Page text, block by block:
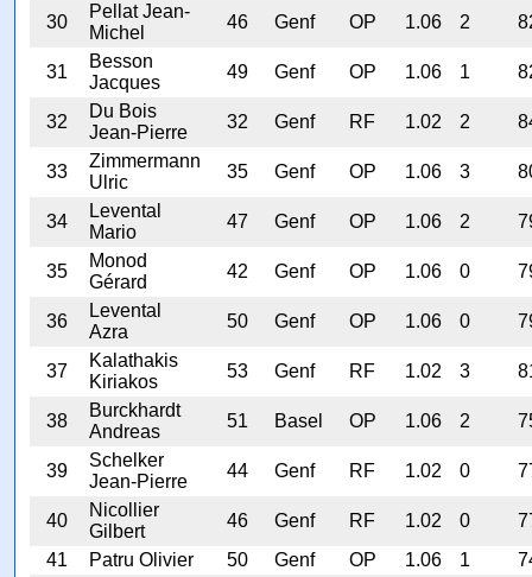
30
Pellat Jean-
Michel
46 Genf OP 1.06 2
31
Besson
Jacques
49 Genf OP 1.06 1
32
Du Bois
Jean-Pierre
32 Genf RF 1.02 2
33
Zimmermann
Ulric
35 Genf OP 1.06 3
34
Levental
Mario
47 Genf OP 1.06 2
35
Monod
Gérard
42 Genf OP 1.06 0
36
Levental
Azra
50 Genf OP 1.06 0
37
Kalathakis
Kiriakos
53 Genf RF 1.02 3
38
Burckhardt
Andreas
51 Basel OP 1.06 2
39
Schelker
Jean-Pierre
44 Genf RF 1.02 0
40
Nicollier
Gilbert
46 Genf RF 1.02 0
41
Patru Olivier 50 Genf OP 1.06 1